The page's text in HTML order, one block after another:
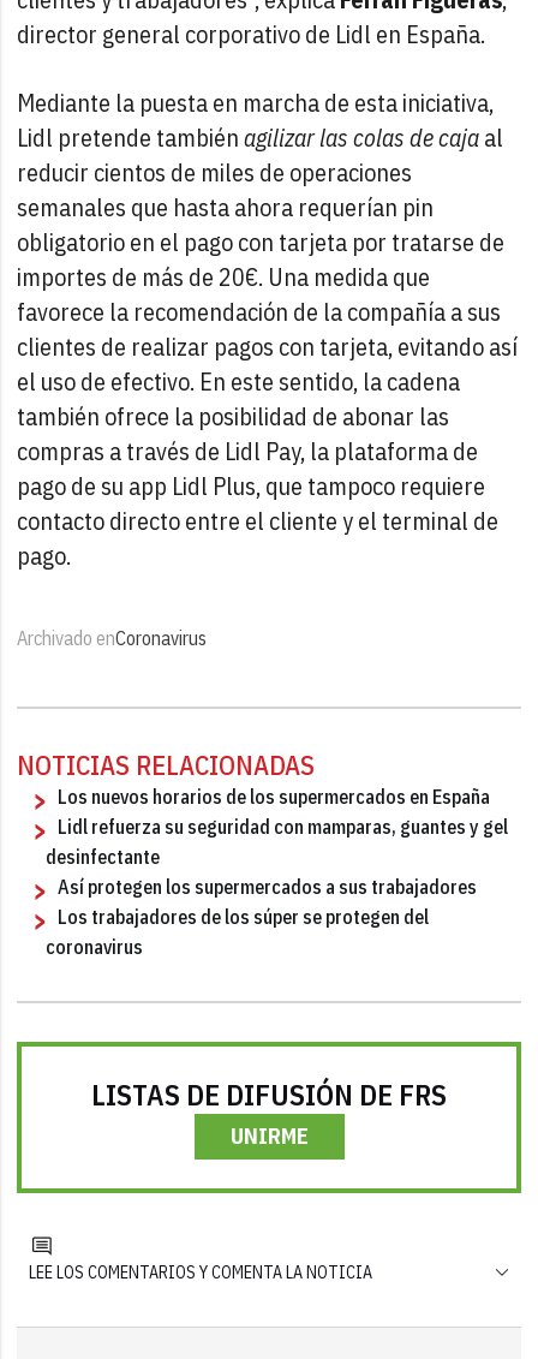
director general corporativo de Lidl en España.
Mediante la puesta en marcha de esta iniciativa,
Lidl pretende tambiénagilizar las colas de cajaal
reducir cientos de miles de operaciones
semanales que hasta ahora requerían pin
obligatorio en el pago con tarjeta por tratarse de
importes de más de 20€. Una medida que
favorece la recomendación de la compañía a sus
clientes de realizar pagos con tarjeta, evitando así
el uso de efectivo. En este sentido, la cadena
también ofrece la posibilidad de abonar las
compras a través de Lidl Pay, la plataforma de
pago de su app Lidl Plus, que tampoco requiere
contacto directo entre el cliente y el terminal de
pago.
Archivado enCoronavirus
NOTICIAS RELACIONADAS
Los nuevos horarios de los supermercados en España
Lidl refuerza su seguridad con mamparas, guantes y gel
desinfectante
Así protegen los supermercados a sus trabajadores
Los trabajadores de los súper se protegen del
coronavirus
LISTAS DE DIFUSIÓN DE FRS
UNIRME
LEE LOS COMENTARIOS Y COMENTA LA NOTICIA